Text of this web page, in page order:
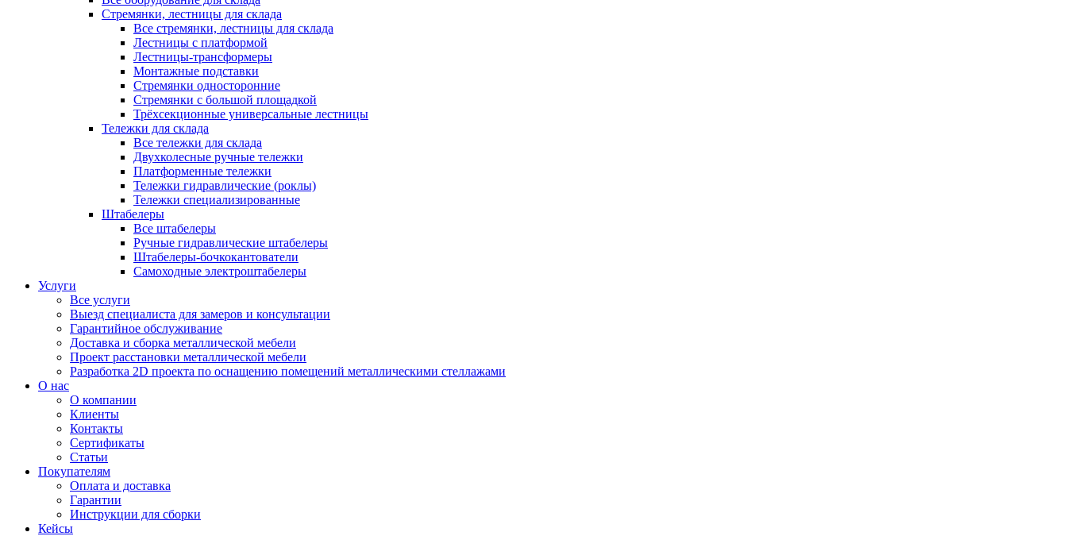
Стремянки, лестницы для склада
Все стремянки, лестницы для склада
Лестницы с платформой
Лестницы-трансформеры
Монтажные подставки
Стремянки односторонние
Стремянки с большой площадкой
Трёхсекционные универсальные лестницы
Тележки для склада
Все тележки для склада
Двухколесные ручные тележки
Платформенные тележки
Тележки гидравлические (роклы)
Тележки специализированные
Штабелеры
Все штабелеры
Ручные гидравлические штабелеры
Штабелеры-бочкокантователи
Самоходные электроштабелеры
Услуги
Все услуги
Выезд специалиста для замеров и консультации
Гарантийное обслуживание
Доставка и сборка металлической мебели
Проект расстановки металлической мебели
Разработка 2D проекта по оснащению помещений металлическими стеллажами
О нас
О компании
Клиенты
Контакты
Сертификаты
Статьи
Покупателям
Оплата и доставка
Гарантии
Инструкции для сборки
Кейсы